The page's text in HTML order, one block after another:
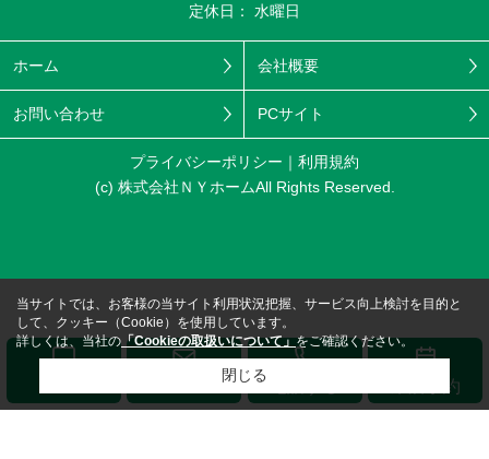
定休日： 水曜日
ホーム 会社概要
お問い合わせ PCサイト
プライバシーポリシー
利用規約
(c) 株式会社ＮＹホームAll Rights Reserved.
来店予約
当サイトでは、お客様の当サイト利用状況把握、サービス向上検討を目的と
して、クッキー（Cookie）を使用しています。
詳しくは、当社の 「Cookieの取扱いについて」をご確認ください。
閉じる